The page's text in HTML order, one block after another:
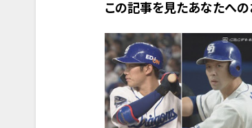
この記事を見たあなたへの